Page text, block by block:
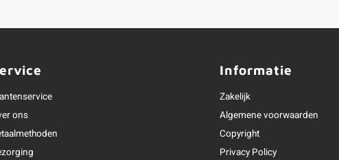
ons
Informatie
Zakelijk
Algemene voorwaarden
Copyright
Privacy Policy